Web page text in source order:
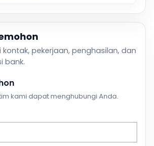
pekerjaan, penghasilan, dan
bank.
kami dapat menghubungi Anda.